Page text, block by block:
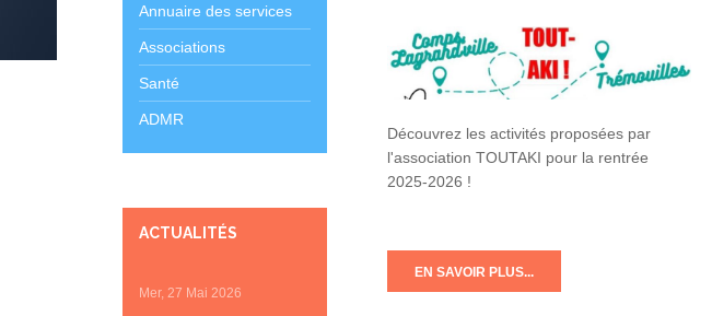
Découvrez les activités proposées par
l'association TOUTAKI pour la rentrée
2025-2026 !
EN SAVOIR PLUS...
Annuaire des services
Associations
Santé
ADMR
ACTUALITÉS
Mer, 27 Mai 2026